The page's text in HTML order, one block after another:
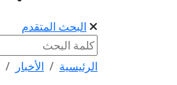
البحث المتقدم
الرئيسية الأخبار